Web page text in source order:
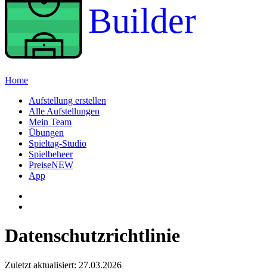
Builder
Home
Aufstellung erstellen
Alle Aufstellungen
Mein Team
Übungen
Spieltag-Studio
Spielbeheer
PreiseNEW
App
Datenschutzrichtlinie
Zuletzt aktualisiert: 27.03.2026